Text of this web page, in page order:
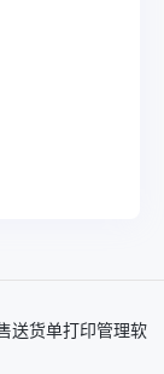
送货单打印管理软